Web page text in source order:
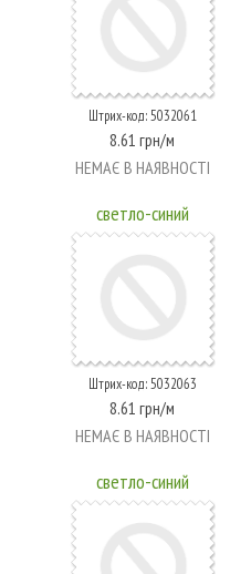
Штрих-код: 5032061
8.61 грн/м
НЕМАЄ В НАЯВНОСТІ
светло-синий
Штрих-код: 5032063
8.61 грн/м
НЕМАЄ В НАЯВНОСТІ
светло-синий